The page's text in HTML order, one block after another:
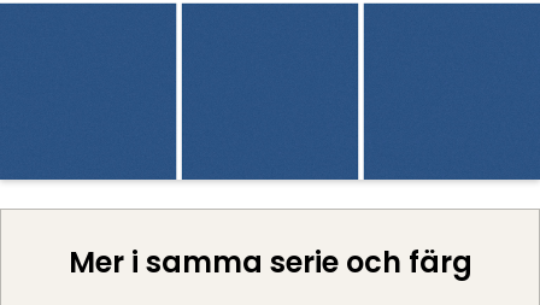
Mer i samma serie och färg